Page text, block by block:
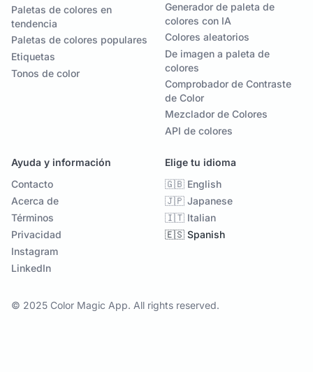
Paletas de colores en
tendencia
Paletas de colores populares
Etiquetas
Tonos de color
Generador de paleta de
colores con IA
Colores aleatorios
De imagen a paleta de
colores
Comprobador de Contraste
de Color
Mezclador de Colores
API de colores
Ayuda y información
Contacto
Acerca de
Términos
Privacidad
Instagram
LinkedIn
Elige tu idioma
🇬🇧 English
🇯🇵 Japanese
🇮🇹 Italian
🇪🇸 Spanish
© 2025 Color Magic App. All rights reserved.